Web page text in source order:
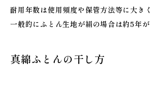
耐用年数は使用頻度や保管方法等に大き
一般的にふとん生地が絹の場合は約5年が
真綿ふとんの干し方